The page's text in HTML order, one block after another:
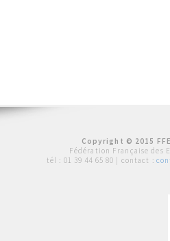
Copyright © 2015
Fédération Française des
tél : 01 39 44 65 80 | contact :